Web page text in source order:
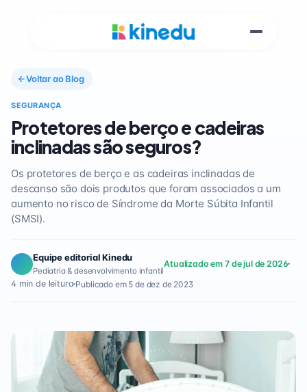
Voltar ao Blog
SEGURANÇA
Protetores de berço e cadeiras
inclinadas são seguros?
Os protetores de berço e as cadeiras inclinadas de
descanso são dois produtos que foram associados a um
aumento no risco de Síndrome da Morte Súbita Infantil
(SMSI).
Equipe editorial Kinedu
Pediatria & desenvolvimento infantil
Atualizado em 7 de jul de 2026
4 min de leitura Publicado em 5 de dez de 2023